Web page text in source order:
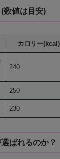
(数値は目安)
カロリー(kcal)
240
250
230
ばれるのか？